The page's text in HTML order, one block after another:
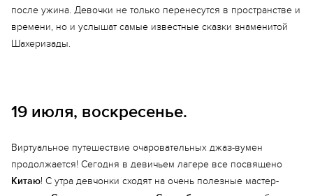
Еще 4 фото
после ужина. Девочки не только перенесутся в пространстве и
времени, но и услышат самые известные сказки знаменитой
Шахеризады.
19 июля, воскресенье.
Виртуальное путешествие очаровательных джаз-вумен
продолжается! Сегодня в девичьем лагере все посвящено
Китаю! С утра девчонки сходят на очень полезные мастер-